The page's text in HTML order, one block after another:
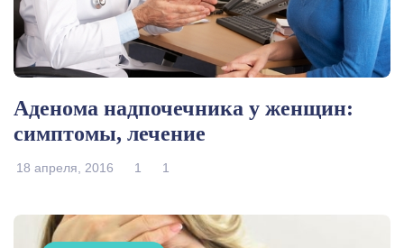
Аденома надпочечника у женщин:
симптомы, лечение
18 апреля, 2016 1 1